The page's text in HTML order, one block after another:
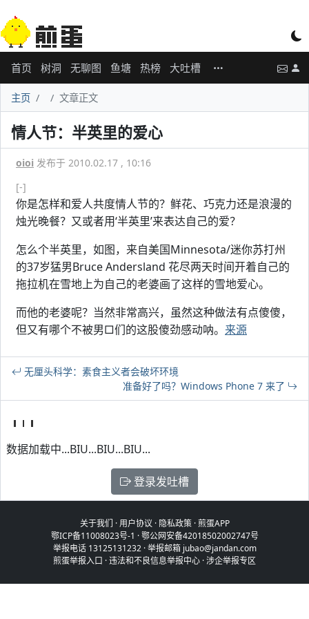
首页 树洞 无聊图 鱼塘 热榜 大吐槽
主页 文章正文
情人节：半英里的爱心
oioi 发布于 2010.02.17 , 10:16
[-]
你是怎样和爱人共度情人节的？鲜花、巧克力还是浪漫的
烛光晚餐？又或者用‘半英里’来表达自己的爱？
怎么个半英里，如图，来自美国Minnesota/迷你苏打州
的37岁猛男Bruce Andersland 花尽两天时间开着自己的
拖拉机在雪地上为自己的老婆画了这样的雪地爱心。
而他的老婆呢？当然非常高兴，虽然这种做法有点傻傻，
但又有哪个不被男□们的这股傻劲感动呐。 来源
无厘头科学：素食主义者会破坏环境
准备好了吗？Windows Phone 7 来了
数据加载中...BIU...BIU...BIU...
登录发吐槽
关于我们 ·用户协议 · 隐私政策·煎蛋APP
鄂ICP备11008023号-1 ·鄂公网安备42018502002747号
举报电话 13125131232 · 举报邮箱 jubao@jandan.com
煎蛋举报入口 ·违法和不良信息举报中心 ·涉企举报专区